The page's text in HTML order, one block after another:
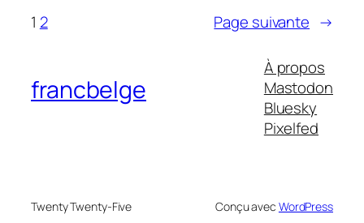
1 2 Page suivante →
francbelge
À propos
Mastodon
Bluesky
Pixelfed
Twenty Twenty-Five Conçu avec WordPress